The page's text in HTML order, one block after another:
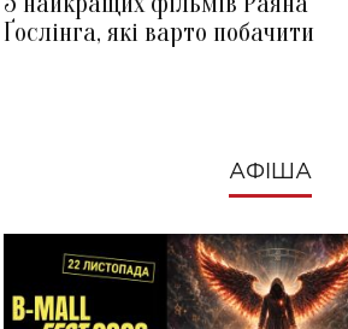
Ґослінга, які варто побачити
АФІША